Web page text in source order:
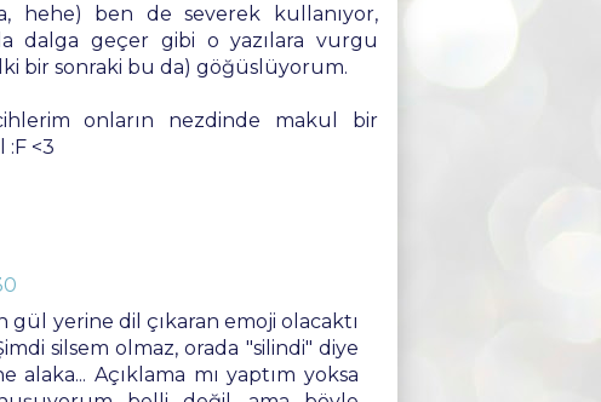
hehe) ben de severek kullanıyor,
dalga geçer gibi o yazılara vurgu
bir sonraki bu da) göğüslüyorum.
onların nezdinde makul bir
<3
gül yerine dil çıkaran emoji olacaktı
silsem olmaz, orada "silindi" diye
alaka... Açıklama mı yaptım yoksa